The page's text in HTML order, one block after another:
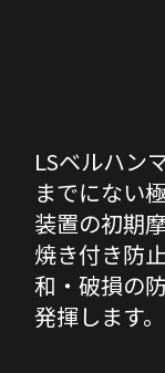
LSベルハン
までにない
装置の初期
焼き付き防
和・破損の
発揮します。